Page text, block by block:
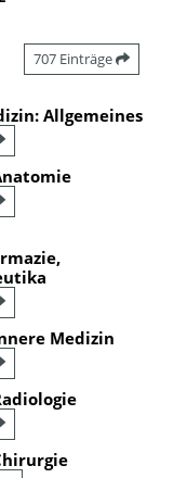
707 Einträge
Allgemeines
Medizin